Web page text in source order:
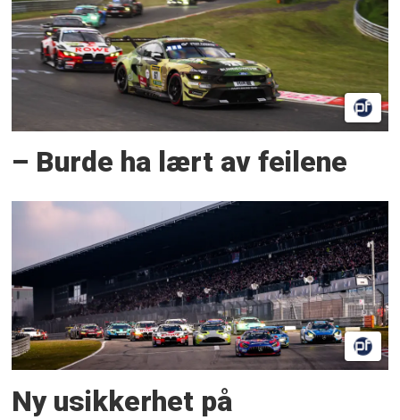
– Burde ha lært av feilene
Ny usikkerhet på